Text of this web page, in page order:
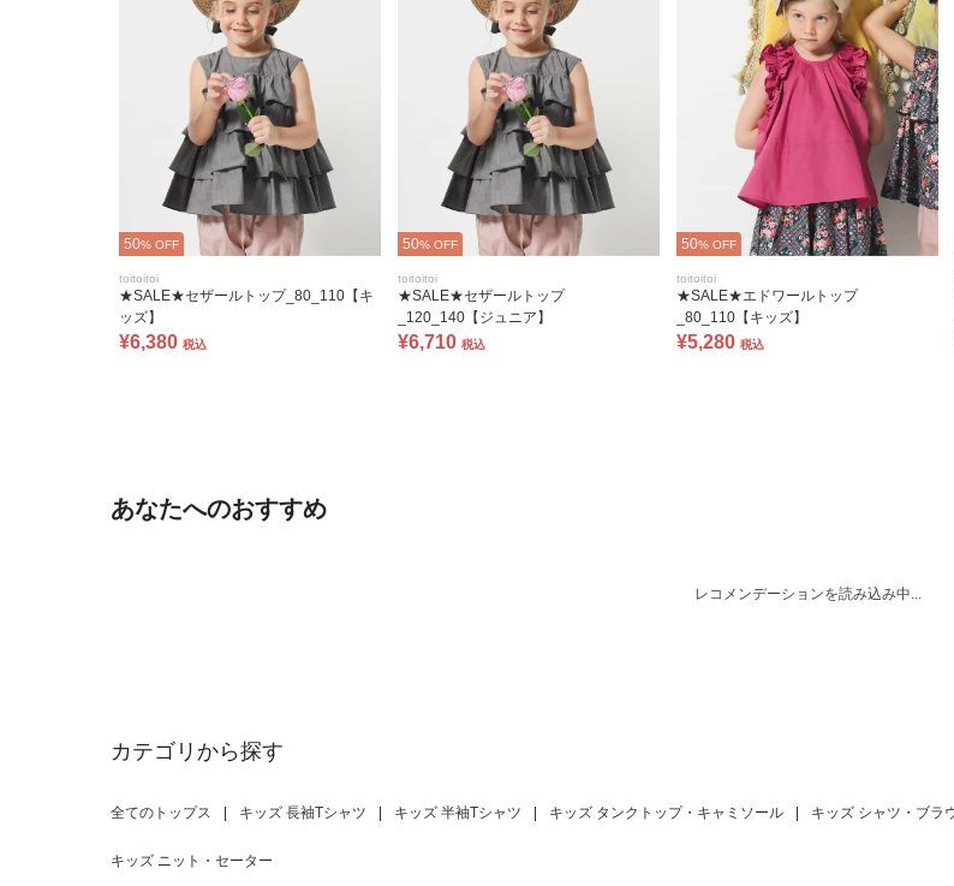
50% OFF
toitoitoi
★SALE★セザールトップ_80_110【キ
ッズ】
¥6,380 税込
50% OFF
toitoitoi
★SALE★セザールトップ
_120_140【ジュニア】
¥6,710 税込
50% OFF
toitoitoi
★SALE★エドワールトップ
_80_110【キッズ】
¥5,280 税込
あなたへのおすすめ
レコメンデーションを読み込み中...
カテゴリから探す
全てのトップス | キッズ 長袖Tシャツ | キッズ 半袖Tシャツ | キッズ タンクトップ・キャミソール | キッズ シャツ・ブラ
キッズ ニット・セーター